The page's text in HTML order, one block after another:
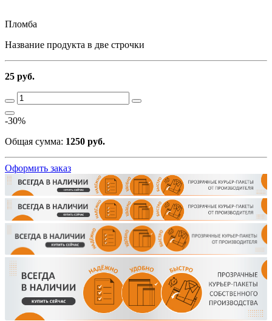
Пломба
Название продукта в две строчки
25 руб.
-30%
Общая сумма: 1250 руб.
Оформить заказ